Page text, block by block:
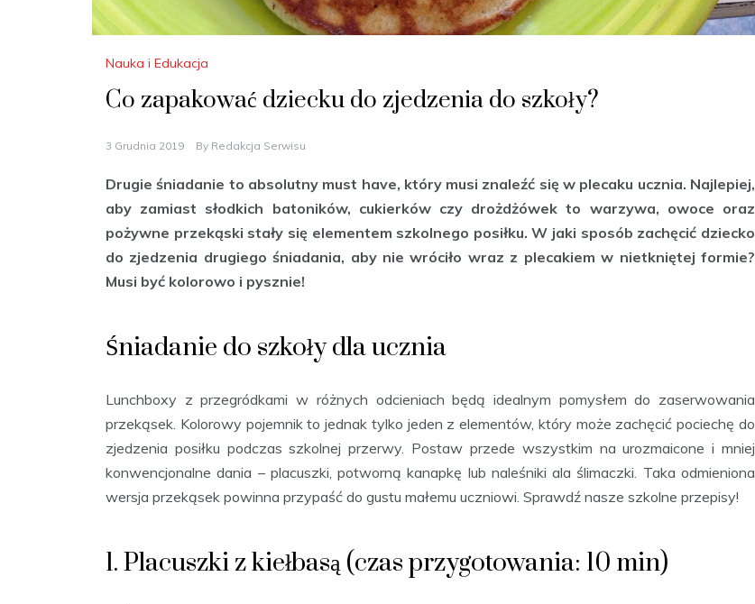
Nauka i Edukacja
Co zapakować dziecku do zjedzenia do szkoły?
3 Grudnia 2019 By Redakcja Serwisu
Drugie śniadanie to absolutny must have, który musi znaleźć się w plecaku ucznia. Najlepiej,
aby zamiast słodkich batoników, cukierków czy drożdżówek to warzywa, owoce oraz
pożywne przekąski stały się elementem szkolnego posiłku. W jaki sposób zachęcić dziecko
do zjedzenia drugiego śniadania, aby nie wróciło wraz z plecakiem w nietkniętej formie?
Musi być kolorowo i pysznie!
Śniadanie do szkoły dla ucznia
Lunchboxy z przegródkami w różnych odcieniach będą idealnym pomysłem do zaserwowania
przekąsek. Kolorowy pojemnik to jednak tylko jeden z elementów, który może zachęcić pociechę do
zjedzenia posiłku podczas szkolnej przerwy. Postaw przede wszystkim na urozmaicone i mniej
konwencjonalne dania – placuszki, potworną kanapkę lub naleśniki ala ślimaczki. Taka odmieniona
wersja przekąsek powinna przypaść do gustu małemu uczniowi. Sprawdź nasze szkolne przepisy!
1. Placuszki z kiełbasą (czas przygotowania: 10 min)